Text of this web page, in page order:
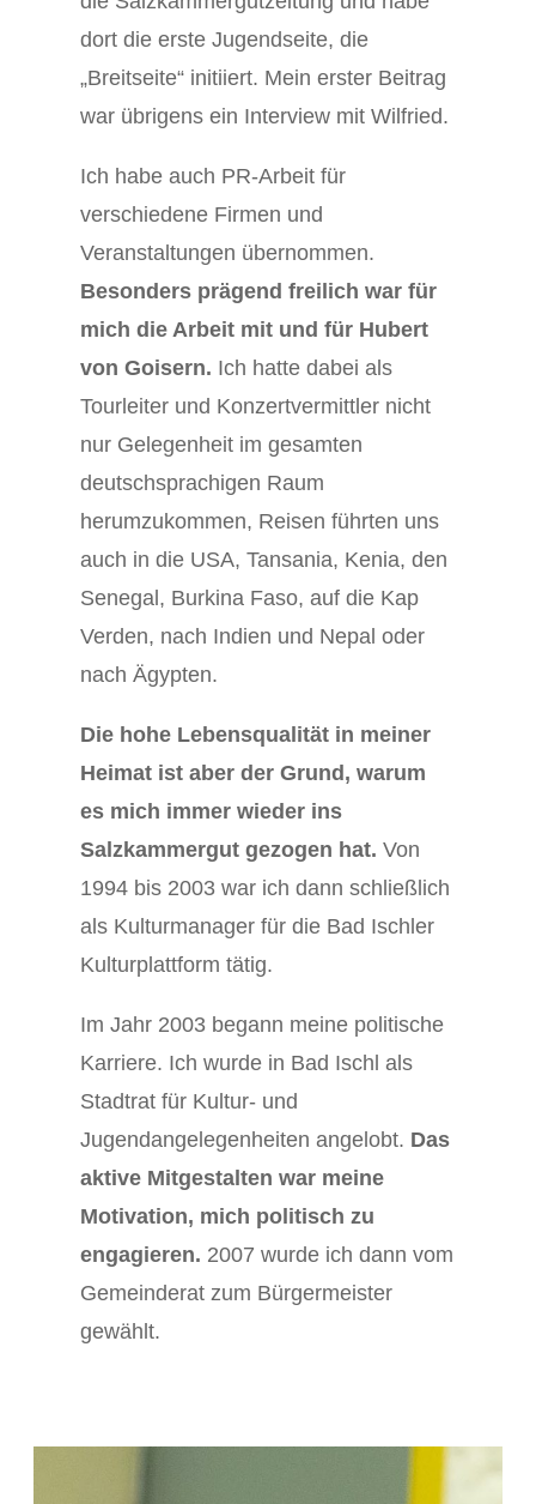
dort die erste Jugendseite, die
„Breitseite“ initiiert. Mein erster Beitrag
war übrigens ein Interview mit Wilfried.
Ich habe auch PR-Arbeit für
verschiedene Firmen und
Veranstaltungen übernommen.
Besonders prägend freilich war für
mich die Arbeit mit und für Hubert
von Goisern. Ich hatte dabei als
Tourleiter und Konzertvermittler nicht
nur Gelegenheit im gesamten
deutschsprachigen Raum
herumzukommen, Reisen führten uns
auch in die USA, Tansania, Kenia, den
Senegal, Burkina Faso, auf die Kap
Verden, nach Indien und Nepal oder
nach Ägypten.
Die hohe Lebensqualität in meiner
Heimat ist aber der Grund, warum
es mich immer wieder ins
Salzkammergut gezogen hat. Von
1994 bis 2003 war ich dann schließlich
als Kulturmanager für die Bad Ischler
Kulturplattform tätig.
Im Jahr 2003 begann meine politische
Karriere. Ich wurde in Bad Ischl als
Stadtrat für Kultur- und
Jugendangelegenheiten angelobt. Das
aktive Mitgestalten war meine
Motivation, mich politisch zu
engagieren. 2007 wurde ich dann vom
Gemeinderat zum Bürgermeister
gewählt.